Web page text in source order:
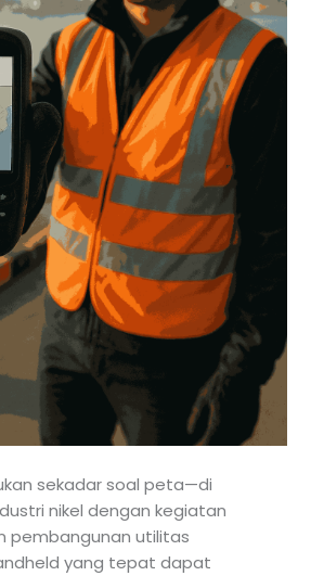
sekadar soal peta—di
nikel dengan kegiatan
pembangunan utilitas
yang tepat dapat